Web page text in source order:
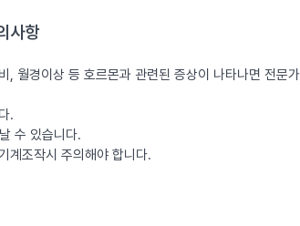
사항
, 월경이상 등 호르몬과 관련된 증상이 나타나면 전문
.
수 있습니다.
계조작시 주의해야 합니다.